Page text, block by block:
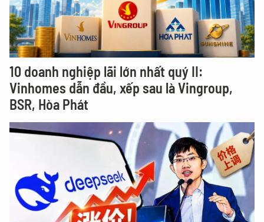
10 doanh nghiệp lãi lớn nhất quý II:
Vinhomes dẫn đầu, xếp sau là Vingroup,
BSR, Hòa Phát